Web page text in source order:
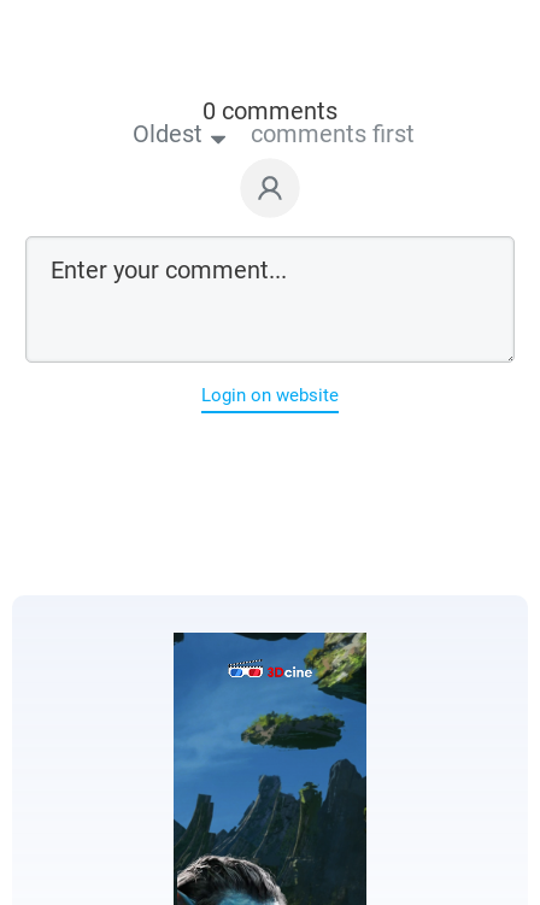
0 comments
Oldest comments first
Login on website